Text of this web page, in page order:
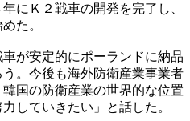
にＫ２戦車の開発を完了し、
た。
が安定的にポーランドに納品
。今後も海外防衛産業事業者
国の防衛産業の世界的な位置
していきたい」と話した。